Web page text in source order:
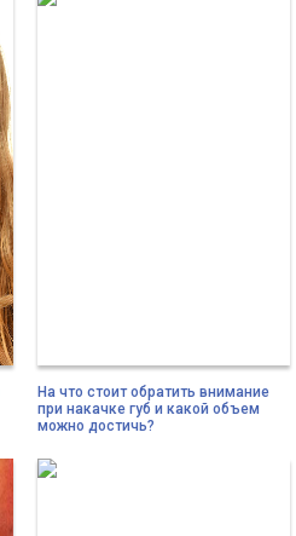
На что стоит обратить внимание
при накачке губ и какой объем
можно достичь?